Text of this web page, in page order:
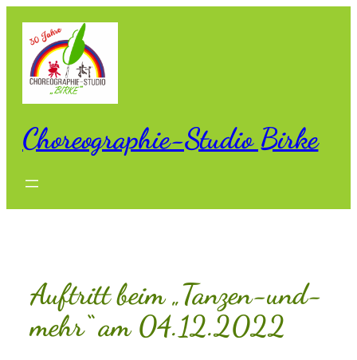
Inhalt
springen
Choreographie-Studio Birke
Auftritt beim „Tanzen-und-
mehr“ am 04.12.2022